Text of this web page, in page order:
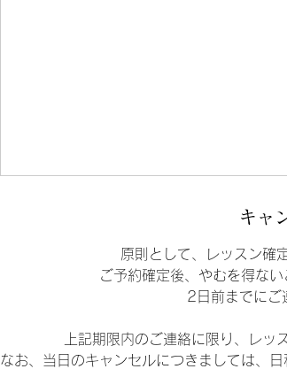
キャ
原則として、レッスン確
ご予約確定後、やむを得な
2日前までにご
上記期限内のご連絡に限り、レッ
なお、当日のキャンセルにつきましては、